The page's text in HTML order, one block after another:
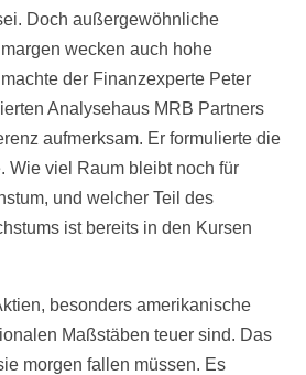
Doch außergewöhnliche
wecken auch hohe
der Finanzexperte Peter
Analysehaus MRB Partners
aufmerksam. Er formulierte die
Wie viel Raum bleibt noch für
und welcher Teil des
ist bereits in den Kursen
besonders amerikanische
Maßstäben teuer sind. Das
morgen fallen müssen. Es